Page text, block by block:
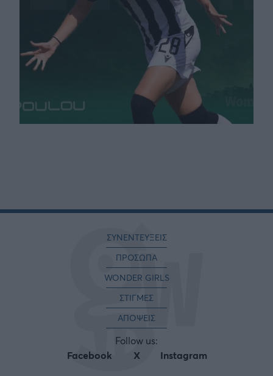
ΣΥΝΕΝΤΕΥΞΕΙΣ
ΠΡΟΣΩΠΑ
WONDER GIRLS
ΣΤΙΓΜΕΣ
ΑΠΟΨΕΙΣ
Follow us:
Facebook
X Instagram